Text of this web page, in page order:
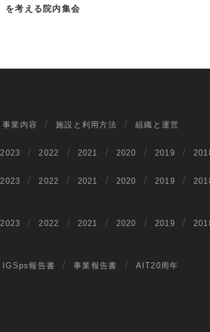
を考える院内集会
事業内容 施設と利用方法 組織と運営
2023 2022 2021 2020 2019
2023 2022 2021 2020 2019
2023 2022 2021 2020 2019
IGSps報告書 事業報告書 AIT20周年